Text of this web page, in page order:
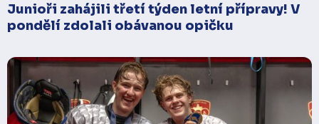
Junioři zahájili třetí týden letní přípravy! V
pondělí zdolali obávanou opičku